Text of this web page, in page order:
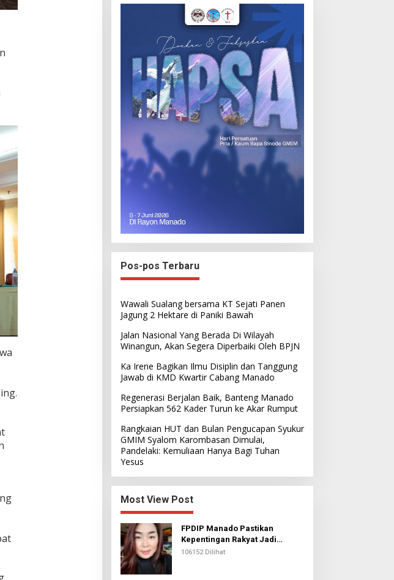
Pos-pos Terbaru
Wawali Sualang bersama KT Sejati Panen
Jagung 2 Hektare di Paniki Bawah
Jalan Nasional Yang Berada Di Wilayah
Winangun, Akan Segera Diperbaiki Oleh BPJN
Ka Irene Bagikan Ilmu Disiplin dan Tanggung
Jawab di KMD Kwartir Cabang Manado
Regenerasi Berjalan Baik, Banteng Manado
Persiapkan 562 Kader Turun ke Akar Rumput
Rangkaian HUT dan Bulan Pengucapan Syukur
GMIM Syalom Karombasan Dimulai,
Pandelaki: Kemuliaan Hanya Bagi Tuhan
Yesus
Most View Post
FPDIP Manado Pastikan
Kepentingan Rakyat Jadi
Prioritas Dalam Perjuangan
106152 Dilihat